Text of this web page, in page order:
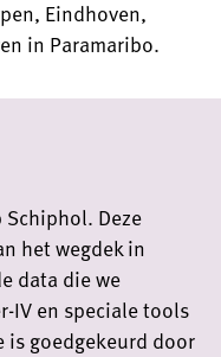
Eindhoven,
in Paramaribo.
Schiphol. Deze
het wegdek in
data die we
IV en speciale tools
is goedgekeurd door